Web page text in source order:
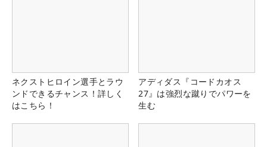
ネクストヒロイン選手とラウ
ンドできるチャンス！詳しく
はこちら！
アディダス『コードカオス
27』は強烈な蹴りでパワーを
生む